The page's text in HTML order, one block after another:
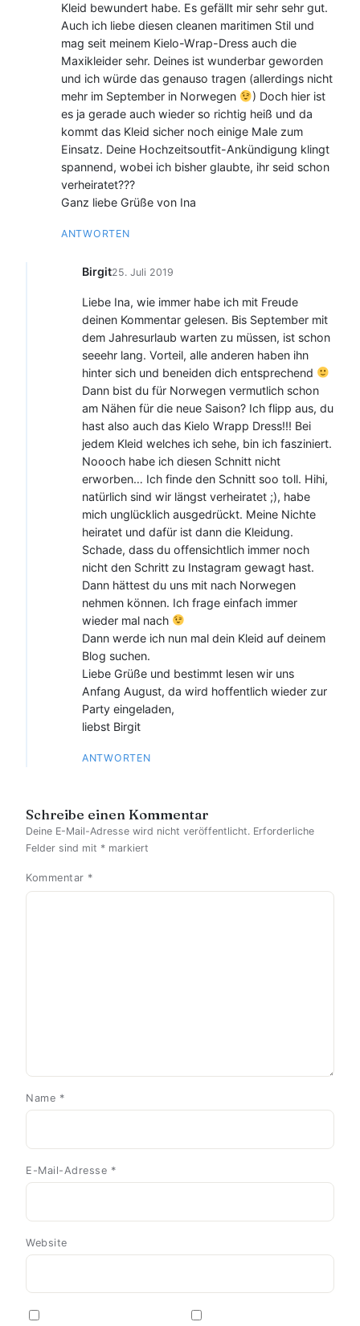
Kleid bewundert habe. Es gefällt mir sehr sehr gut.
Auch ich liebe diesen cleanen maritimen Stil und
mag seit meinem Kielo-Wrap-Dress auch die
Maxikleider sehr. Deines ist wunderbar geworden
und ich würde das genauso tragen (allerdings nicht
mehr im September in Norwegen
) Doch hier ist
es ja gerade auch wieder so richtig heiß und da
kommt das Kleid sicher noch einige Male zum
Einsatz. Deine Hochzeitsoutfit-Ankündigung klingt
spannend, wobei ich bisher glaubte, ihr seid schon
verheiratet???
Ganz liebe Grüße von Ina
ANTWORTEN
Birgit25. Juli 2019
Liebe Ina, wie immer habe ich mit Freude
deinen Kommentar gelesen. Bis September mit
dem Jahresurlaub warten zu müssen, ist schon
seeehr lang. Vorteil, alle anderen haben ihn
hinter sich und beneiden dich entsprechend
Dann bist du für Norwegen vermutlich schon
am Nähen für die neue Saison? Ich flipp aus, du
hast also auch das Kielo Wrapp Dress!!! Bei
jedem Kleid welches ich sehe, bin ich fasziniert.
Noooch habe ich diesen Schnitt nicht
erworben… Ich finde den Schnitt soo toll. Hihi,
natürlich sind wir längst verheiratet ;), habe
mich unglücklich ausgedrückt. Meine Nichte
heiratet und dafür ist dann die Kleidung.
Schade, dass du offensichtlich immer noch
nicht den Schritt zu Instagram gewagt hast.
Dann hättest du uns mit nach Norwegen
nehmen können. Ich frage einfach immer
wieder mal nach
Dann werde ich nun mal dein Kleid auf deinem
Blog suchen.
Liebe Grüße und bestimmt lesen wir uns
Anfang August, da wird hoffentlich wieder zur
Party eingeladen,
liebst Birgit
ANTWORTEN
Schreibe einen Kommentar
Deine E-Mail-Adresse wird nicht veröffentlicht. Erforderliche
Felder sind mit * markiert
Kommentar *
Name *
E-Mail-Adresse *
Website